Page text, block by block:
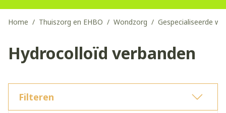
Home / Thuiszorg en EHBO / Wondzorg / Gespecialiseerde
Hydrocolloïd verbanden
Filteren